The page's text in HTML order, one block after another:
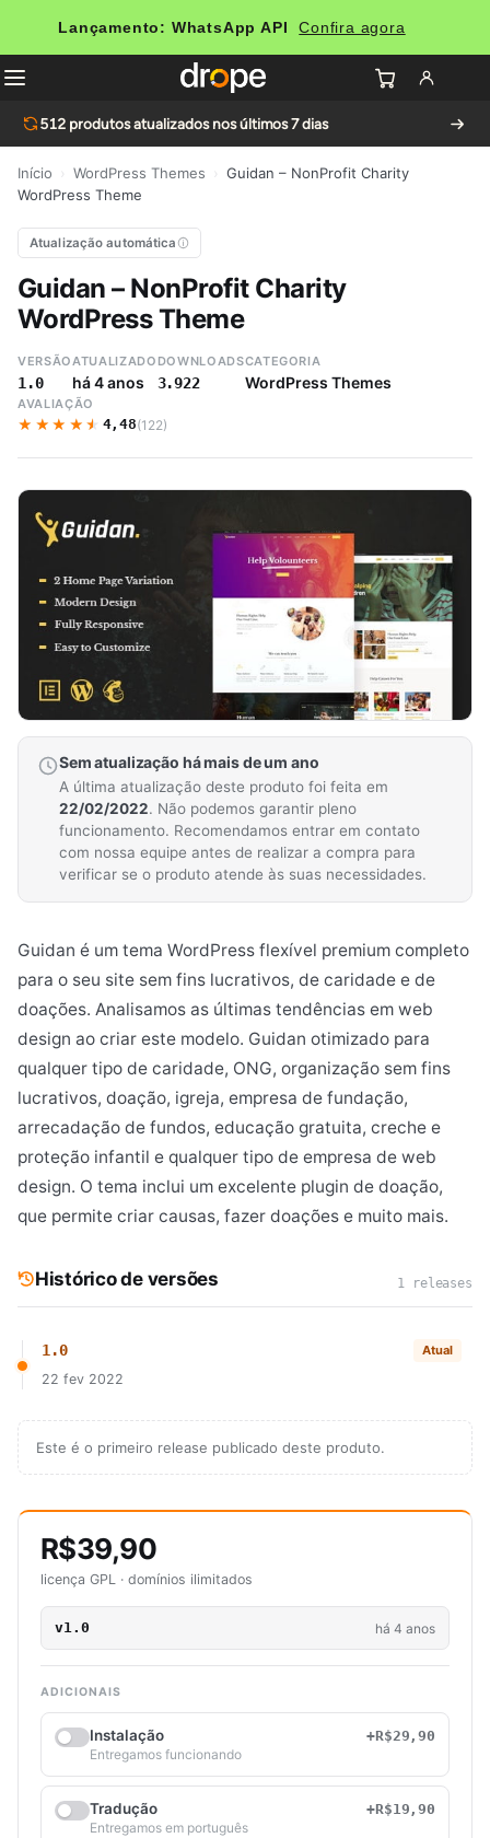
Lançamento: WhatsApp API Confira agora
512 produtos atualizados nos últimos 7 dias
Início WordPress Themes
Guidan – NonProfit Charity
WordPress Theme
Atualização automática
Guidan – NonProfit Charity
WordPress Theme
VERSÃO
1.0
ATUALIZADO
há 4 anos
DOWNLOADS
3.922
CATEGORIA
WordPress Themes
AVALIAÇÃO
★★★★★
★★★★★ 4,48(122)
Sem atualização há mais de um ano
A última atualização deste produto foi feita em
22/02/2022. Não podemos garantir pleno
funcionamento. Recomendamos entrar em contato
com nossa equipe antes de realizar a compra para
verificar se o produto atende às suas necessidades.
Guidan é um tema WordPress flexível premium completo
para o seu site sem fins lucrativos, de caridade e de
doações. Analisamos as últimas tendências em web
design ao criar este modelo. Guidan otimizado para
qualquer tipo de caridade, ONG, organização sem fins
lucrativos, doação, igreja, empresa de fundação,
arrecadação de fundos, educação gratuita, creche e
proteção infantil e qualquer tipo de empresa de web
design. O tema inclui um excelente plugin de doação,
que permite criar causas, fazer doações e muito mais.
Histórico de versões 1 releases
1.0 Atual
22 fev 2022
Este é o primeiro release publicado deste produto.
R$39,90
licença GPL · domínios ilimitados
v1.0 há 4 anos
ADICIONAIS
Instalação
+R$29,90
Entregamos funcionando
Tradução
+R$19,90
Entregamos em português